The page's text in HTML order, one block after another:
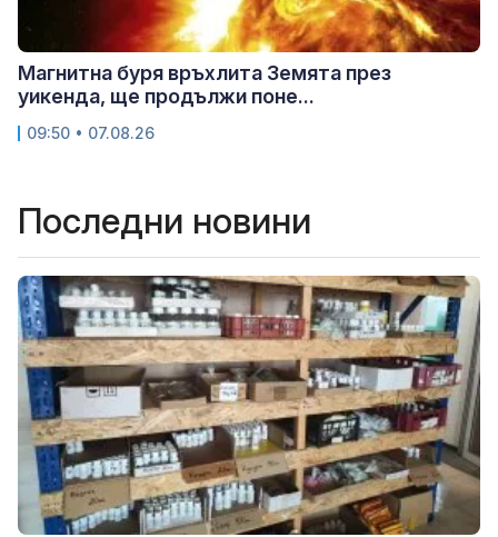
Магнитна буря връхлита Земята през
уикенда, ще продължи поне...
09:50 • 07.08.26
Последни новини